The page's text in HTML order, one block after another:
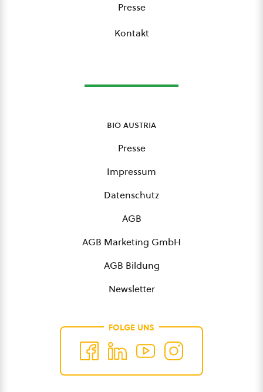
Presse
Kontakt
bio austria
Presse
Impressum
Datenschutz
AGB
AGB Marketing GmbH
AGB Bildung
Newsletter
FOLGE UNS